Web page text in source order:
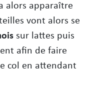
alors apparaître
vont alors se
sur lattes puis
afin de faire
col en attendant